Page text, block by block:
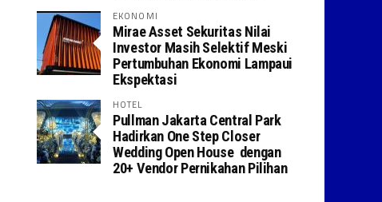
EKONOMI
Mirae Asset Sekuritas Nilai
Investor Masih Selektif Meski
Pertumbuhan Ekonomi Lampaui
Ekspektasi
HOTEL
Pullman Jakarta Central Park
Hadirkan One Step Closer
Wedding Open House dengan
20+ Vendor Pernikahan Pilihan